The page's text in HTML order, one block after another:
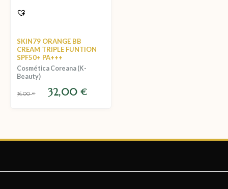
SKIN79 ORANGE BB
CREAM TRIPLE FUNTION
SPF50+ PA+++
Cosmética Coreana (K-
Beauty)
36,00€ 32,00€